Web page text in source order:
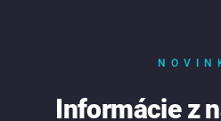
Informácie z